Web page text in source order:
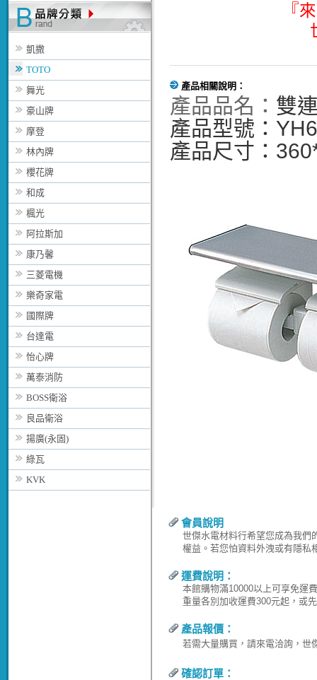
凱撒
TOTO
舞光
豪山牌
摩登
林內牌
櫻花牌
和成
楓光
阿拉斯加
康乃馨
三菱電機
樂奇家電
國際牌
台達電
怡心牌
萬泰消防
BOSS衛浴
良品衛浴
揚廣(永固)
綠瓦
KVK
『
產品相關說明：
產品品名： 雙
產品型號：
產品尺寸：
會員說明
世傑水電材料行希望您成為我們
權益。若您怕資料外洩或有隱私
運費說明：
本館購物滿10000以上可享免運
重量各別加收運費300元起，或
產品報價：
若需大量購買，請來電洽詢，世
確認訂單：